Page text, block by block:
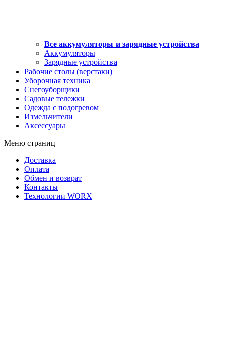
Все аккумуляторы и зарядные устройства
Аккумуляторы
Зарядные устройства
Рабочие столы (верстаки)
Уборочная техника
Снегоуборщики
Садовые тележки
Одежда с подогревом
Измельчители
Аксессуары
Меню страниц
Доставка
Оплата
Обмен и возврат
Контакты
Технологии WORX